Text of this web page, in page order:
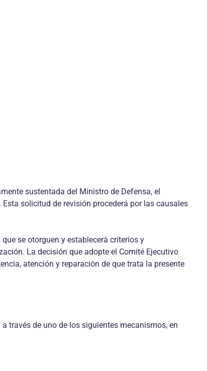
sustentada del Ministro de Defensa, el
solicitud de revisión procederá por las causales
se otorguen y establecerá criterios y
La decisión que adopte el Comité Ejecutivo
atención y reparación de que trata la presente
través de uno de los siguientes mecanismos, en